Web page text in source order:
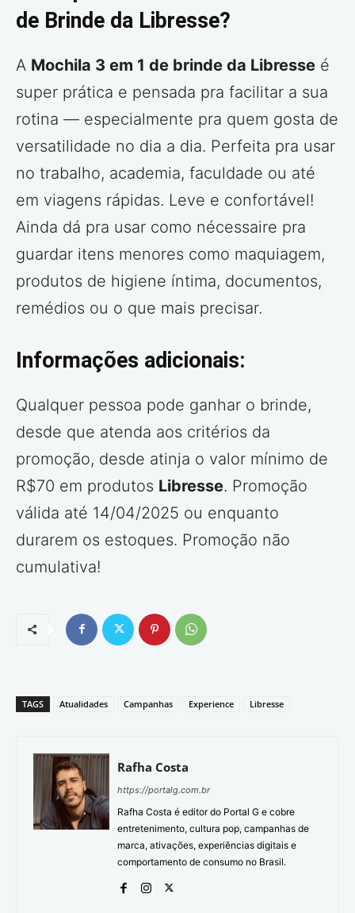
de Brinde da Libresse?
A Mochila 3 em 1 de brinde da Libresse é
super prática e pensada pra facilitar a sua
rotina — especialmente pra quem gosta de
versatilidade no dia a dia. Perfeita pra usar
no trabalho, academia, faculdade ou até
em viagens rápidas. Leve e confortável!
Ainda dá pra usar como nécessaire pra
guardar itens menores como maquiagem,
produtos de higiene íntima, documentos,
remédios ou o que mais precisar.
Informações adicionais:
Qualquer pessoa pode ganhar o brinde,
desde que atenda aos critérios da
promoção, desde atinja o valor mínimo de
R$70 em produtos Libresse. Promoção
válida até 14/04/2025 ou enquanto
durarem os estoques. Promoção não
cumulativa!
TAGS Atualidades Campanhas Experience Libresse
Rafha Costa
https://portalg.com.br
Rafha Costa é editor do Portal G e cobre
entretenimento, cultura pop, campanhas de
marca, ativações, experiências digitais e
comportamento de consumo no Brasil.